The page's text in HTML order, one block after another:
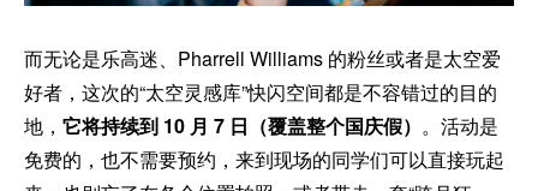
而无论是乐高迷、Pharrell Williams 的粉丝或者是太空爱
好者，这次的“太空灵感库”快闪空间都是不容错过的目的
地， 它将持续到 10 月 7 日（覆盖整个国庆假） 。活动是
免费的，也不需要预约，来到现场的同学们可以直接玩起